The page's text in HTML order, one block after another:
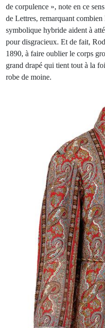
de corpulence », note en ce
de Lettres, remarquant
symbolique hybride aident à
pour disgracieux. Et de fait,
1890, à faire oublier le corps
grand drapé qui tient tout à la
robe de moine.